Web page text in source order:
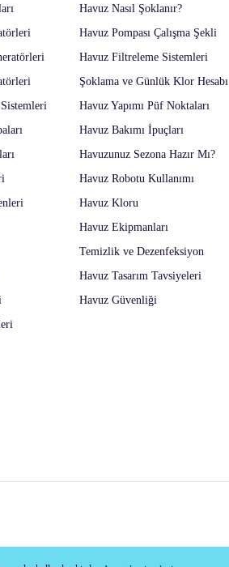
Havuz Nasıl Şoklanır?
Havuz Pompası Çalışma Şekli
Havuz Filtreleme Sistemleri
Şoklama ve Günlük Klor Hesabı
Havuz Yapımı Püf Noktaları
Havuz Bakımı İpuçları
Havuzunuz Sezona Hazır Mı?
Havuz Robotu Kullanımı
Havuz Kloru
Havuz Ekipmanları
Temizlik ve Dezenfeksiyon
Havuz Tasarım Tavsiyeleri
Havuz Güvenliği